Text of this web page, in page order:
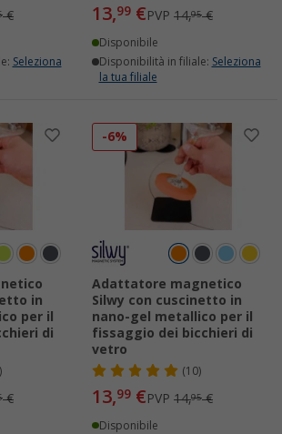
€
Seleziona
13,99 €PVP 14,95€
Disponibile
Disponibilità in filiale: Seleziona
la tua filiale
in
per il
di
€
-6%
Adattatore magnetico
Silwy con cuscinetto in
nano-gel metallico per il
fissaggio dei bicchieri di
vetro
(10)
13,99 €PVP 14,95€
Disponibile